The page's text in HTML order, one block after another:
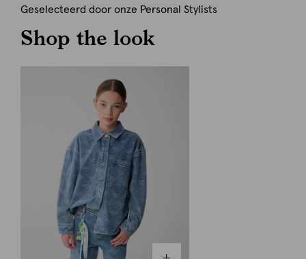
Geselecteerd door onze Personal Stylists
Shop the look